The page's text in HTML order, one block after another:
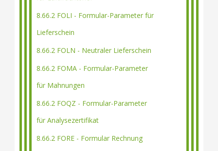
8.66.2 FOLI - Formular-Parameter für
Lieferschein
8.66.2 FOLN - Neutraler Lieferschein
8.66.2 FOMA - Formular-Parameter
für Mahnungen
8.66.2 FOQZ - Formular-Parameter
für Analysezertifikat
8.66.2 FORE - Formular Rechnung